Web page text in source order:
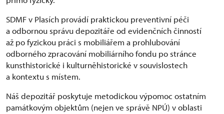
SDMF v Plasích provádí praktickou preventivní péči
a odbornou správu depozitáře od evidenčních činností
až po fyzickou práci s mobiliářem a prohlubování
odborného zpracování mobiliárního fondu po stránce
kunsthistorické i kulturněhistorické v souvislostech
a kontextu s místem.
Náš depozitář poskytuje metodickou výpomoc ostatním
památkovým objektům (nejen ve správě NPÚ) v oblasti